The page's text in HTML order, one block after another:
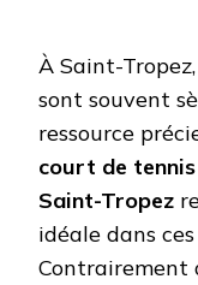
À Saint-
sont souvent
ressource
court de
Saint-Tropez
idéale dans
Contrairement